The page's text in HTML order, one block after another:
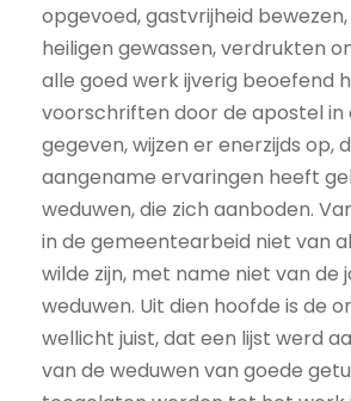
opgevoed, gastvrijheid
heiligen gewassen, verdrukten
alle goed werk ijverig beoefend
voorschriften door de apostel in
gegeven, wijzen er enerzijds op,
aangename ervaringen heeft
weduwen, die zich aanboden.
in de gemeentearbeid niet van
wilde zijn, met name niet van de
weduwen. Uit dien hoofde is de
wellicht juist, dat een lijst werd
van de weduwen van goede